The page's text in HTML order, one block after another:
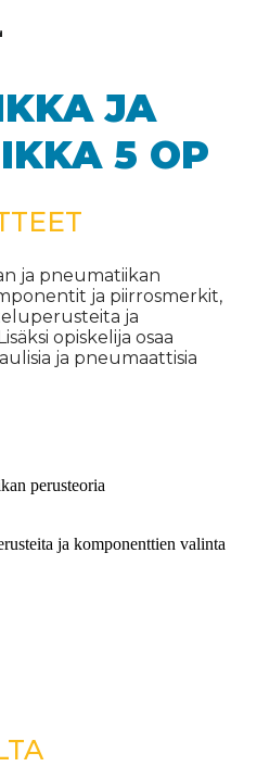
JA
5 OP
ja pneumatiikan
ja piirrosmerkit,
ja
opiskelija osaa
ja pneumaattisia
perusteoria
ja komponenttien valinta